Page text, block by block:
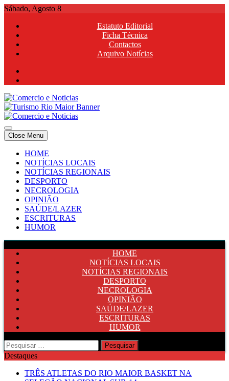
Skip
content
Sábado, Agosto 8
Estatuto Editorial
Ficha Técnica
Contactos
Arquivo Notícias
Comercio e Noticias
Notícias e Publicidade Online
Comercio e Noticias
Notícias e Publicidade Online
Close Menu
HOME
NOTÍCIAS LOCAIS
NOTÍCIAS REGIONAIS
DESPORTO
NECROLOGIA
OPINIÃO
SAÚDE/LAZER
ESCRITURAS
HUMOR
HOME
NOTÍCIAS LOCAIS
NOTÍCIAS REGIONAIS
DESPORTO
NECROLOGIA
OPINIÃO
SAÚDE/LAZER
ESCRITURAS
HUMOR
Pesquisar
por:
Destaques
TRÊS ATLETAS DO RIO MAIOR BASKET NA